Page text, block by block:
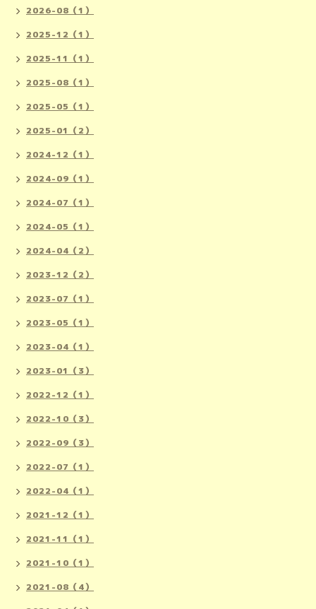
2026-08（1）
2025-12（1）
2025-11（1）
2025-08（1）
2025-05（1）
2025-01（2）
2024-12（1）
2024-09（1）
2024-07（1）
2024-05（1）
2024-04（2）
2023-12（2）
2023-07（1）
2023-05（1）
2023-04（1）
2023-01（3）
2022-12（1）
2022-10（3）
2022-09（3）
2022-07（1）
2022-04（1）
2021-12（1）
2021-11（1）
2021-10（1）
2021-08（4）